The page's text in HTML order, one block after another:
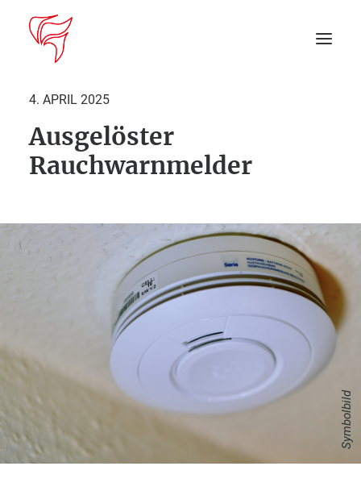
Startseite
DEIN EINSATZ
Suche
4. APRIL 2025
Ausgelöster
Rauchwarnmelder
Symbolbild